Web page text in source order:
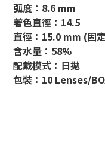
弧度：8.6 mm
著色直徑：14.5
直徑：15.0 mm (固
含水量：58%
配戴模式：日拋
包裝：10 Lenses/